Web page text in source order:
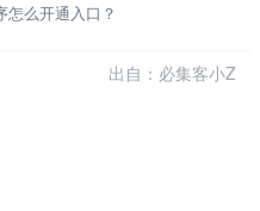
么开通入口？
出自：必集客小Z